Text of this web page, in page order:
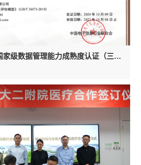
联宝科技成功通过国家级数据管理能力成熟度认证（三级）